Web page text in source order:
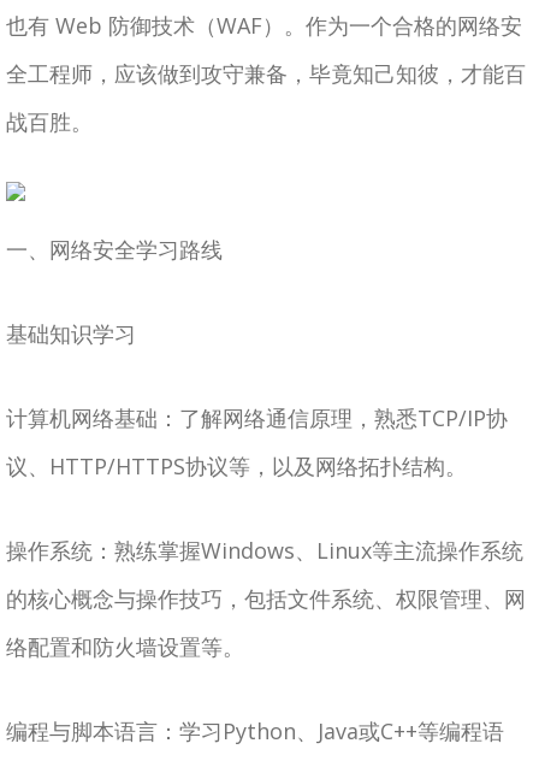
也有 Web 防御技术（WAF）。作为一个合格的网络安
全工程师，应该做到攻守兼备，毕竟知己知彼，才能百
战百胜。
一、网络安全学习路线
基础知识学习
计算机网络基础：了解网络通信原理，熟悉TCP/IP协
议、HTTP/HTTPS协议等，以及网络拓扑结构。
操作系统：熟练掌握Windows、Linux等主流操作系统
的核心概念与操作技巧，包括文件系统、权限管理、网
络配置和防火墙设置等。
编程与脚本语言：学习Python、Java或C++等编程语